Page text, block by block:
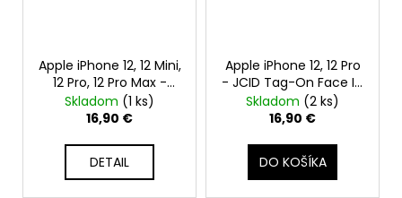
Apple iPhone 12, 12 Mini,
12 Pro, 12 Pro Max -
JCID Tag On Battery
Repair Flex Cable
Skladom (1 ks)
16,90 €
DETAIL
Apple iPhone 12, 12 Pro
- JCID Tag-On Face ID
Repair FPC Dot
Projector Flex Cable
Skladom (2 ks)
16,90 €
DO KOŠÍKA